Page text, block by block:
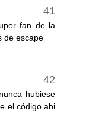
fan de la
de escape
hubiese
el código ahi